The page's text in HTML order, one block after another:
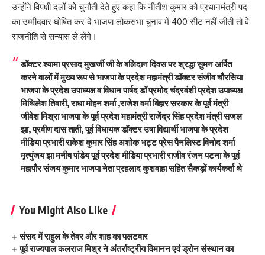
उन्होंने विपक्षी दलों को चुनौती देते हुए कहा कि नीतीश कुमार को प्रधानमंत्री पद
का उम्मीदवार घोषित कर दे भाजपा लोकसभा चुनाव में 400 सीट नहीं जीती तो वे
राजनीति से सन्यास ले लेंगे।
डॉक्टर श्यामा प्रसाद मुखर्जी जी के बलिदान दिवस पर श्रद्धा सुमन अर्पित
करने वालों में मुख्य रूप से भाजपा के प्रदेश महामंत्री डॉक्टर संजीव चौरसिया
भाजपा के प्रदेश उपाध्यक्ष व विधान पार्षद डॉ प्रमोद चंद्रवंशी प्रदेश उपाध्यक्ष
मिथिलेश तिवारी, राधा मोहन शर्मा ,राजेश वर्मा बिहार सरकार के पूर्व मंत्री
जीवेश मिश्रा भाजपा के पूर्व प्रदेश महामंत्री राजेंद्र सिंह प्रदेश मंत्री सजल
झा, प्रवीण दास ताती, पूर्व विधायक डॉक्टर उषा विद्यार्थी भाजपा के प्रदेश
मीडिया प्रभारी राकेश कुमार सिंह अशोक भट्ट प्रेस पैनलिस्ट विनोद शर्मा
मृत्युंजय झा मनीष पांडेय पूर्व प्रदेश मीडिया प्रभारी राजीव रंजन पटना के पूर्व
महापौर संजय कुमार भाजपा नेता प्रहलाद कुशवाहा सहित सैकड़ों कार्यकर्ता थे
You Might Also Like
संसद में राहुल के तेवर और शाह का पलटवार
पूर्व राज्यपाल कलराज मिश्र ने अंतर्राष्ट्रीय विमानन एवं ड्रोन संस्थान का